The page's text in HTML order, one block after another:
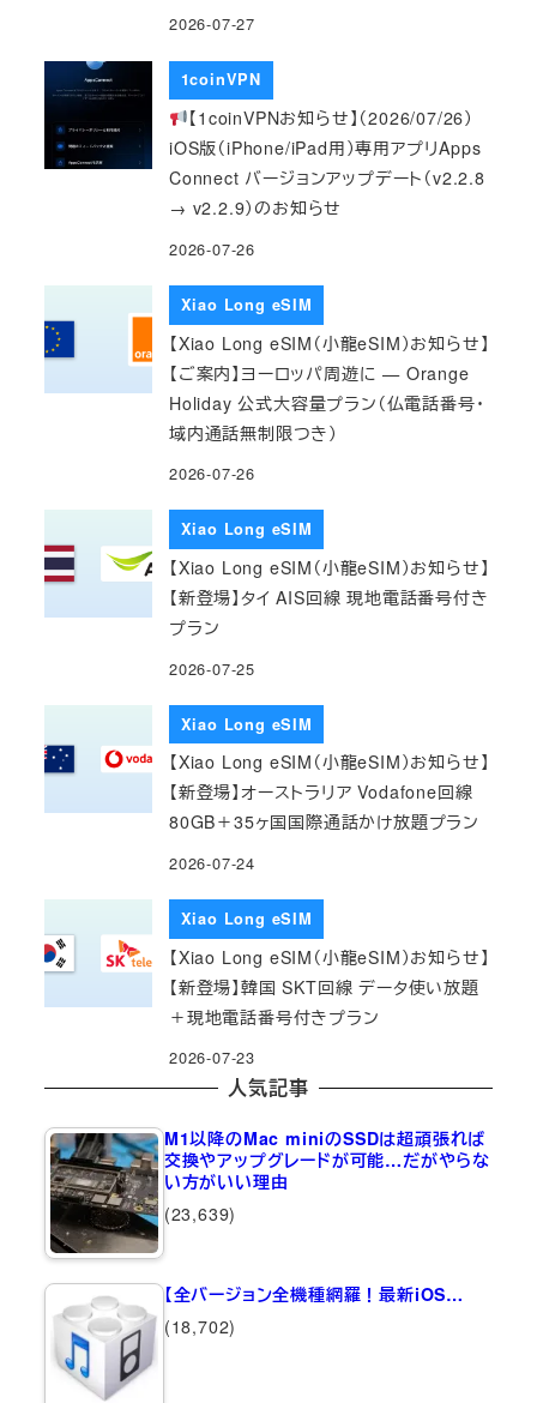
2026-07-27
1coinVPN
【1coinVPNお知らせ】（2026/07/26）
iOS版（iPhone/iPad用）専用アプリApps
Connect バージョンアップデート（v2.2.8
→ v2.2.9）のお知らせ
2026-07-26
Xiao Long eSIM
【Xiao Long eSIM（小龍eSIM）お知らせ】
【ご案内】ヨーロッパ周遊に — Orange
Holiday 公式大容量プラン（仏電話番号・
域内通話無制限つき）
2026-07-26
Xiao Long eSIM
【Xiao Long eSIM（小龍eSIM）お知らせ】
【新登場】タイ AIS回線 現地電話番号付き
プラン
2026-07-25
Xiao Long eSIM
【Xiao Long eSIM（小龍eSIM）お知らせ】
【新登場】オーストラリア Vodafone回線
80GB＋35ヶ国国際通話かけ放題プラン
2026-07-24
Xiao Long eSIM
【Xiao Long eSIM（小龍eSIM）お知らせ】
【新登場】韓国 SKT回線 データ使い放題
＋現地電話番号付きプラン
2026-07-23
人気記事
M1以降のMac miniのSSDは超頑張れば
交換やアップグレードが可能…だがやらな
い方がいい理由
(23,639)
【全バージョン全機種網羅！最新iOS…
(18,702)